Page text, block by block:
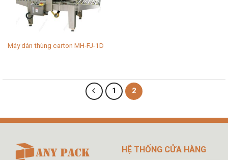
Máy dán thùng carton MH-FJ-1D
1 2
HỆ THỐNG CỬA HÀNG